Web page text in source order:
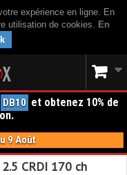
expérience en ligne. En
utilisation de cookies. En
DB10 et obtenez 10% de
9 Août
CRDI 170 ch